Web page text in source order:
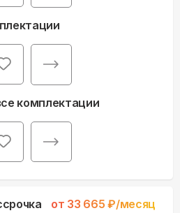
комплектации
от 33 665 ₽/месяц